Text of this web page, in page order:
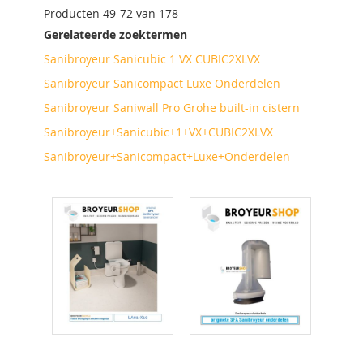
Producten 49-72 van 178
Gerelateerde zoektermen
Sanibroyeur Sanicubic 1 VX CUBIC2XLVX
Sanibroyeur Sanicompact Luxe Onderdelen
Sanibroyeur Saniwall Pro Grohe built-in cistern
Sanibroyeur+Sanicubic+1+VX+CUBIC2XLVX
Sanibroyeur+Sanicompact+Luxe+Onderdelen